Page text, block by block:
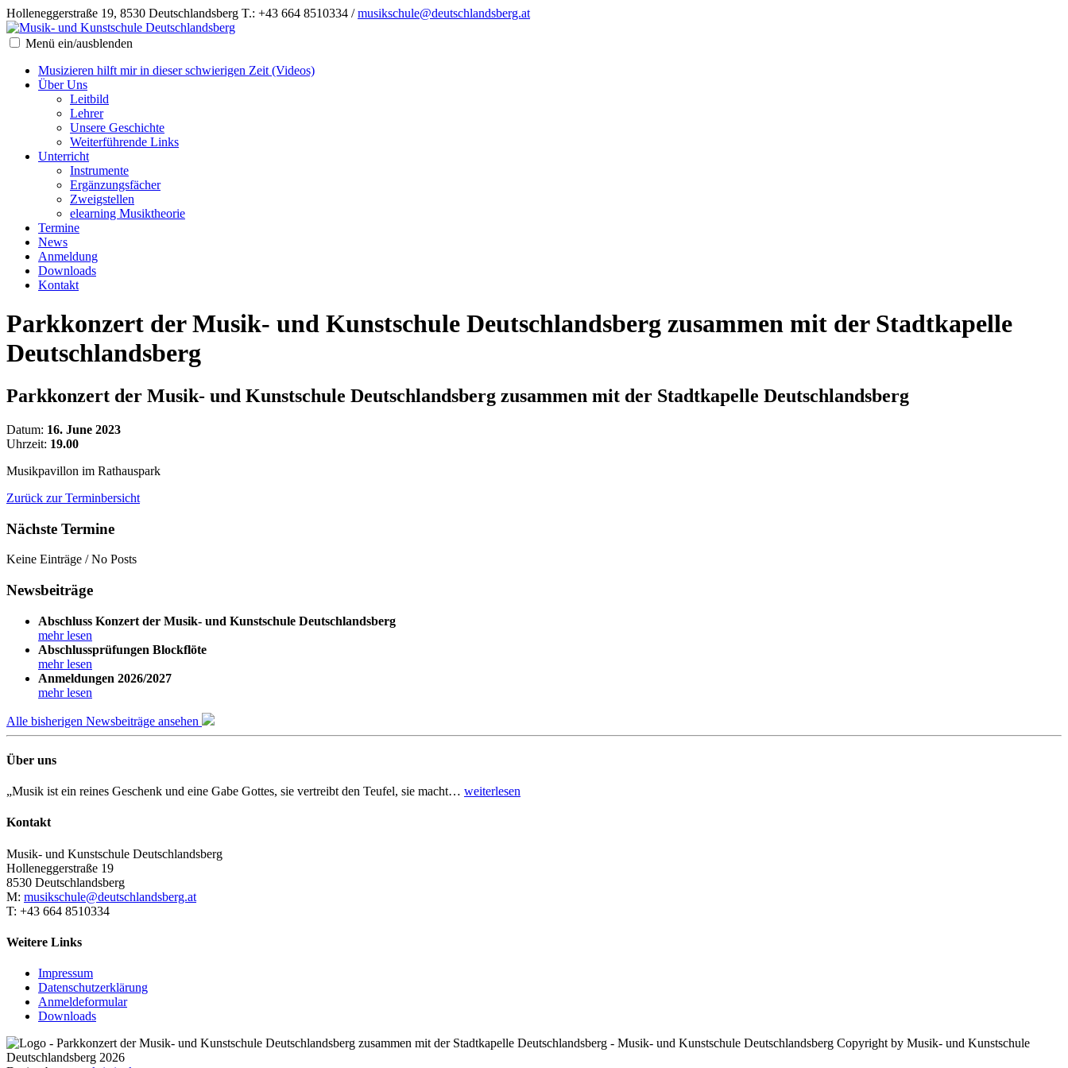
Holleneggerstraße 19, 8530 Deutschlandsberg T.: +43 664 8510334 /musikschule@deutschlandsberg.at
Menü ein/ausblenden
Musizieren hilft mir in dieser schwierigen Zeit (Videos)
Über Uns
Leitbild
Lehrer
Unsere Geschichte
Weiterführende Links
Unterricht
Instrumente
Ergänzungsfächer
Zweigstellen
elearning Musiktheorie
Termine
News
Anmeldung
Downloads
Kontakt
Parkkonzert der Musik- und Kunstschule Deutschlandsberg zusammen mit der Stadtkapelle
Deutschlandsberg
Parkkonzert der Musik- und Kunstschule Deutschlandsberg zusammen mit der Stadtkapelle Deutschlandsberg
Datum: 16. June 2023
Uhrzeit: 19.00
Musikpavillon im Rathauspark
Zurück zur Terminbersicht
Nächste Termine
Keine Einträge / No Posts
Newsbeiträge
Abschluss Konzert der Musik- und Kunstschule Deutschlandsberg
mehr lesen
Abschlussprüfungen Blockflöte
mehr lesen
Anmeldungen 2026/2027
mehr lesen
Alle bisherigen Newsbeiträge ansehen
Über uns
„Musik ist ein reines Geschenk und eine Gabe Gottes, sie vertreibt den Teufel, sie macht… weiterlesen
Kontakt
Musik- und Kunstschule Deutschlandsberg
Holleneggerstraße 19
8530 Deutschlandsberg
M: musikschule@deutschlandsberg.at
T: +43 664 8510334
Weitere Links
Impressum
Datenschutzerklärung
Anmeldeformular
Downloads
Copyright by Musik- und Kunstschule
Deutschlandsberg 2026